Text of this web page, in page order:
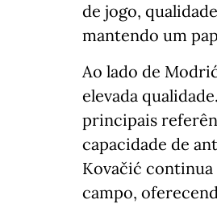
de jogo,
mantendo um
Ao lado de
elevada
principais
capacidade de
Kovačić
campo,